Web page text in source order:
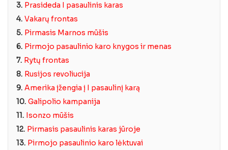
3. Prasideda I pasaulinis karas
4. Vakarų frontas
5. Pirmasis Marnos mūšis
6. Pirmojo pasaulinio karo knygos ir menas
7. Rytų frontas
8. Rusijos revoliucija
9. Amerika įžengia į I pasaulinį karą
10. Galipolio kampanija
11. Isonzo mūšis
12. Pirmasis pasaulinis karas jūroje
13. Pirmojo pasaulinio karo lėktuvai